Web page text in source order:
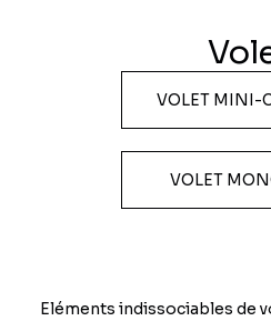
VOLET MINI-
VOLET
Eléments indissociables de